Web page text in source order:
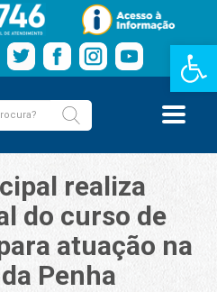
Barra de
realiza
do curso de
atuação na
Penha